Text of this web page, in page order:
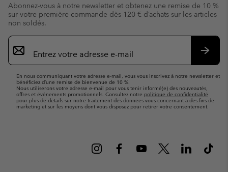
Abonnez-vous à notre newsletter et obtenez une remise de 10 %
sur votre première commande dès 120 € d’achats sur les articles
non soldés.
Inscription
par
e-
En nous communiquant votre adresse e-mail, vous vous inscrivez à notre newsletter et
bénéficiez d’une remise de bienvenue de 10 %.
Nous utiliserons votre adresse e-mail pour vous tenir informé(e) des nouveautés,
offres et événements promotionnels. Consultez notre politique de confidentialité
pour plus de détails sur notre traitement des données vous concernant à des fins de
marketing et sur les moyens dont vous disposez pour retirer votre consentement.